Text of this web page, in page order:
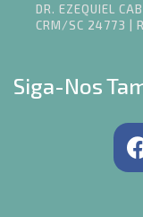
DR. EZEQUIEL
CRM/SC 24773 |
Siga-Nos